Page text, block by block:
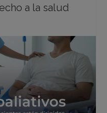
a la salud